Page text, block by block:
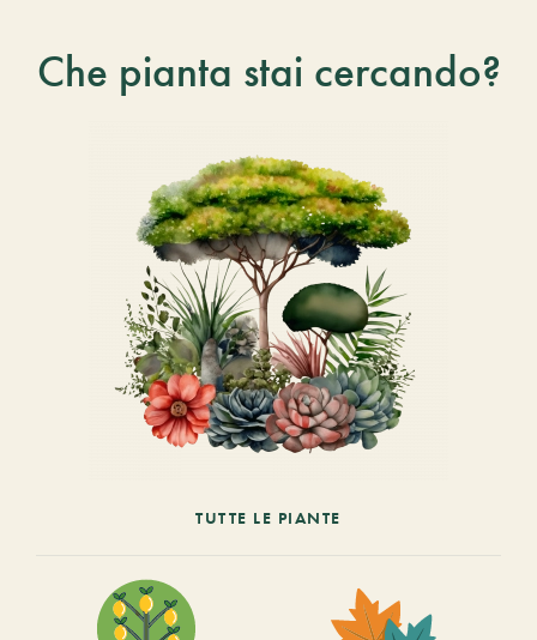
Che pianta stai cercando?
TUTTE LE PIANTE